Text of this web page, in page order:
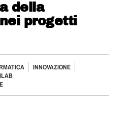
della
progetti
INNOVAZIONE